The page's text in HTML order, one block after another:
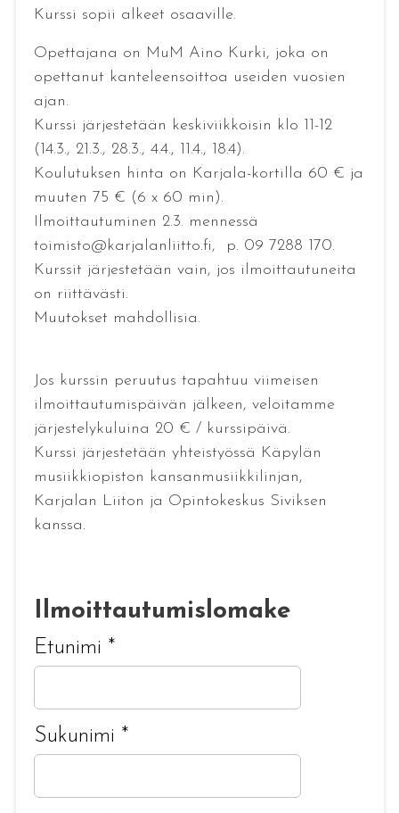
Kurssi sopii alkeet osaaville.
Opettajana on MuM Aino Kurki, joka on
opettanut kanteleensoittoa useiden vuosien
ajan.
Kurssi järjestetään keskiviikkoisin klo 11-12
(14.3., 21.3., 28.3., 4.4., 11.4., 18.4).
Koulutuksen hinta on Karjala-kortilla 60 € ja
muuten 75 € (6 x 60 min).
Ilmoittautuminen 2.3. mennessä
toimisto@karjalanliitto.fi, p. 09 7288 170.
Kurssit järjestetään vain, jos ilmoittautuneita
on riittävästi.
Muutokset mahdollisia.
Jos kurssin peruutus tapahtuu viimeisen
ilmoittautumispäivän jälkeen, veloitamme
järjestelykuluina 20 € / kurssipäivä.
Kurssi järjestetään yhteistyössä Käpylän
musiikkiopiston kansanmusiikkilinjan,
Karjalan Liiton ja Opintokeskus Siviksen
kanssa.
Ilmoittautumislomake
Etunimi *
Sukunimi *